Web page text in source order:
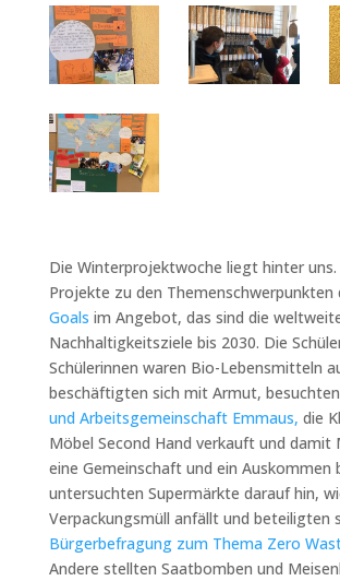
Die Winterprojektwoche liegt hinter uns.
Projekte zu den Themenschwerpunkten
Goals im Angebot, das sind die
Nachhaltigkeitsziele bis 2030. Die
Schülerinnen waren Bio-Lebensmitteln
beschäftigten sich mit Armut,
und Arbeitsgemeinschaft Emmaus, die
Möbel Second Hand verkauft und damit
eine Gemeinschaft und ein Auskommen
untersuchten Supermärkte darauf hin,
Verpackungsmüll anfällt und beteiligten
Bürgerbefragung zum Thema Zero
Andere stellten Saatbomben und